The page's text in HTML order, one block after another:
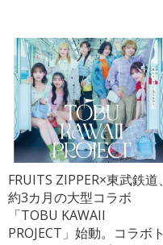
FRUITS ZIPPER×東武鉄道、
約3カ月の大型コラボ
「TOBU KAWAII
PROJECT」始動。コラボト